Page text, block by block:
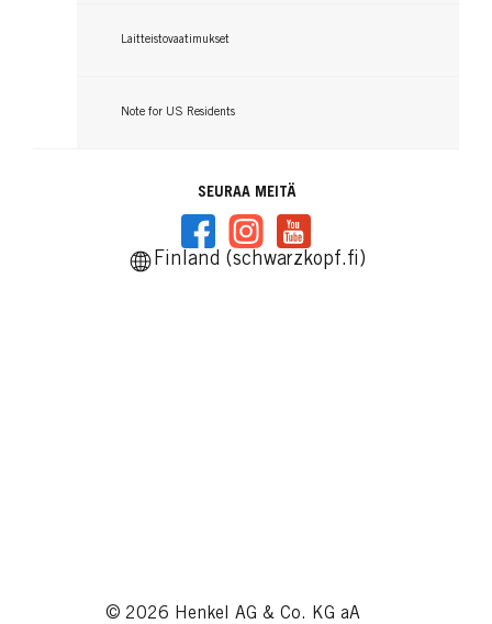
Laitteistovaatimukset
Note for US Residents
SEURAA MEITÄ
Finland (schwarzkopf.fi)
© 2026 Henkel AG & Co. KG aA